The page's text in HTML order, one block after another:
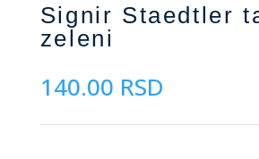
Signir Staedtler
zeleni
140.00 RSD